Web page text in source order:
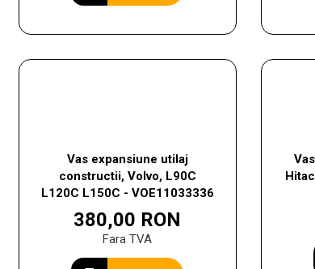
Vas expansiune utilaj
constructii, Volvo, L90C
L120C L150C - VOE11033336
380,00 RON
Fara TVA